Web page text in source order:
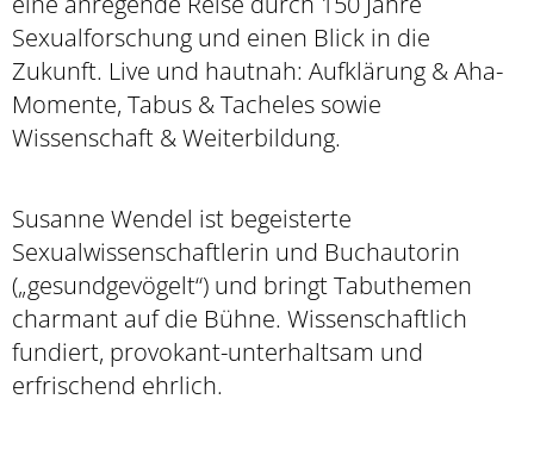
Sexualforschung und einen Blick in die
Zukunft. Live und hautnah: Aufklärung & Aha-
Momente, Tabus & Tacheles sowie
Wissenschaft & Weiterbildung.
Susanne Wendel ist begeisterte
Sexualwissenschaftlerin und Buchautorin
(„gesundgevögelt“) und bringt Tabuthemen
charmant auf die Bühne. Wissenschaftlich
fundiert, provokant-unterhaltsam und
erfrischend ehrlich.